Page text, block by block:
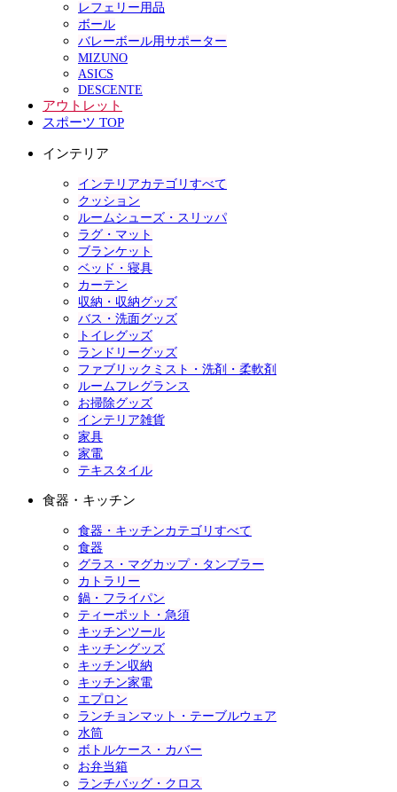
レフェリー用品
ボール
バレーボール用サポーター
MIZUNO
ASICS
DESCENTE
アウトレット
スポーツ TOP
インテリア
インテリアカテゴリすべて
クッション
ルームシューズ・スリッパ
ラグ・マット
ブランケット
ベッド・寝具
カーテン
収納・収納グッズ
バス・洗面グッズ
トイレグッズ
ランドリーグッズ
ファブリックミスト・洗剤・柔軟剤
ルームフレグランス
お掃除グッズ
インテリア雑貨
家具
家電
テキスタイル
食器・キッチン
食器・キッチンカテゴリすべて
食器
グラス・マグカップ・タンブラー
カトラリー
鍋・フライパン
ティーポット・急須
キッチンツール
キッチングッズ
キッチン収納
キッチン家電
エプロン
ランチョンマット・テーブルウェア
水筒
ボトルケース・カバー
お弁当箱
ランチバッグ・クロス